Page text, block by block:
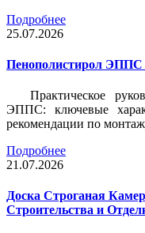
Подробнее
25.07.2026
Пенополистирол
Практическое
ЭППС: ключевые
рекомендации по
Подробнее
21.07.2026
Доска Строганая
Строительства и